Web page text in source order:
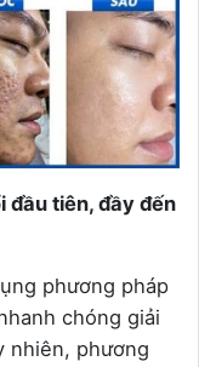
đầu tiên, đầy đến
phương pháp
chóng giải
nhiên, phương